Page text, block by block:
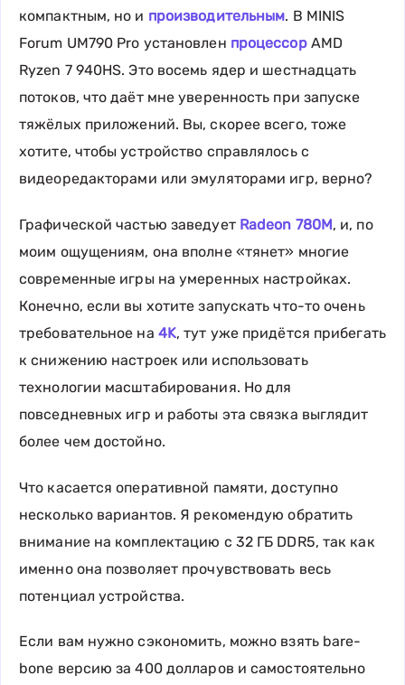
компактным, но и производительным. В MINIS
Forum UM790 Pro установлен процессорAMD
Ryzen 7 940HS. Это восемь ядер и шестнадцать
потоков, что даёт мне уверенность при запуске
тяжёлых приложений. Вы, скорее всего, тоже
хотите, чтобы устройство справлялось с
видеоредакторами или эмуляторами игр, верно?
Графической частью заведует Radeon 780M, и, по
моим ощущениям, она вполне «тянет» многие
современные игры на умеренных настройках.
Конечно, если вы хотите запускать что-то очень
требовательное на 4K, тут уже придётся прибегать
к снижению настроек или использовать
технологии масштабирования. Но для
повседневных игр и работы эта связка выглядит
более чем достойно.
Что касается оперативной памяти, доступно
несколько вариантов. Я рекомендую обратить
внимание на комплектацию с 32 ГБ DDR5, так как
именно она позволяет прочувствовать весь
потенциал устройства.
Если вам нужно сэкономить, можно взять bare-
bone версию за 400 долларов и самостоятельно